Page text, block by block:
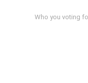
Who you voting